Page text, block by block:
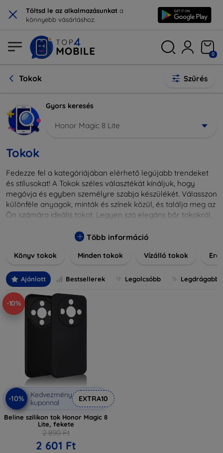
× Töltsd le az alkalmazásunkat a
könnyebb vásárláshoz.
0
Tokok Szűrés
Gyors keresés
Honor Magic 8 Lite
Tokok
Fedezze fel a kategóriájában elérhető legújabb trendeket
és stílusokat! A Tokok széles választékát kínáljuk, hogy
megóvja és egyben személyre szabja készülékét. Válasszon
különféle anyagok, minták és színek közül, és találja meg az
Ön számára ideális tokot. Legyen szó elegáns bőr tokokról,
nálunk mindenki megtalálja a stílusához leginkább illő
különlegesebbé eszközeit a tökéletes tokkal!
Több információ
Könyv tokok Minden tokok Vízálló tokok
Ajánlott Bestsellerek Legolcsóbb Legdrágabb
-10%
-10%
Kedvezmény
kuponnal
EXTRA10
Beline szilikon tok Honor Magic 8
Lite, fekete
2 890 Ft
2 601 Ft